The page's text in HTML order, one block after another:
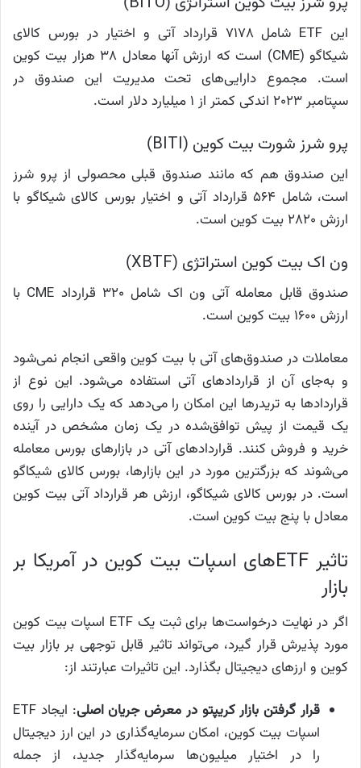
این ETF‌ شامل ۷۱۷۸ قرارداد آتی و اختیار در بورس کالای
شیکاگو (CME) است که ارزش آنها معادل ۳۸ هزار بیت کوین
است. مجموع دارایی‌های تحت مدیریت این صندوق در
سپتامبر ۲۰۲۳ اندکی کمتر از ۱ میلیارد دلار است.
پرو شرز شورت بیت کوین (BITI)
این صندوق هم که مانند صندوق قبلی محصولی از پرو شرز
است، شامل ۵۶۴ قرارداد آتی و اختیار بورس کالای شیکاگو با
ارزش ۲۸۲۰ بیت کوین است.
ون اک بیت کوین استراتژی (XBTF)
صندوق قابل معامله آتی ون اک شامل ۳۲۰ قرارداد CME با
ارزش ۱۶۰۰ بیت کوین است.
معاملات در صندوق‌های آتی با بیت کوین واقعی انجام نمی‌شود
و به‌جای آن از قراردادهای آتی استفاده می‌شود. این نوع از
قراردادها به تریدرها این امکان را می‌دهد که یک دارایی را روی
یک قیمت از پیش توافق‌شده در یک زمان مشخص در آینده
خرید و فروش کنند. قراردادهای آتی در بازارهای بورس معامله
می‌شوند که بزرگترین مورد در این بازارها، بورس کالای شیکاگو
است. در بورس کالای شیکاگو، ارزش هر قرارداد آتی بیت کوین
معادل با پنج بیت کوین است.
تاثیر ETFهای اسپات بیت کوین در آمریکا بر
بازار
اگر در نهایت درخواست‌ها برای ثبت یک ETF اسپات بیت کوین
مورد پذیرش قرار گیرد، می‌تواند تاثیر قابل توجهی بر بازار بیت
کوین و ارزهای دیجیتال بگذارد. این تاثیرات عبارتند از:
قرار گرفتن بازار کریپتو در معرض جریان اصلی
اسپات بیت کوین، امکان سرمایه‌گذاری در این ارز دیجیتال
را در اختیار میلیون‌ها سرمایه‌گذار جدید، از جمله